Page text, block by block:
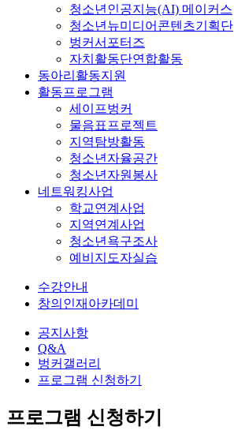
청소년인공지능(AI) 메이커스
청소년뉴미디어콘텐츠기획단
벙커서포터즈
자치활동단연합활동
동아리활동지원
활동프로그램
세이프벙커
물음표프로젝트
지역탐방활동
청소년자율공간
청소년자원봉사
네트워킹사업
학교연계사업
지역연계사업
청소년욕구조사
예비지도자실습
수강안내
창의인재아카데미
공지사항
Q&A
벙커갤러리
프로그램 신청하기
프로그램 신청하기